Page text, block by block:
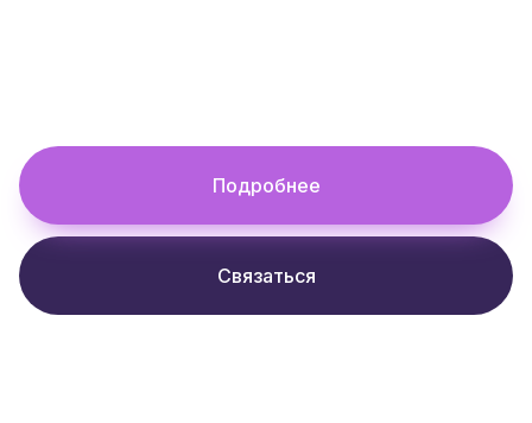
Подробнее
Связаться